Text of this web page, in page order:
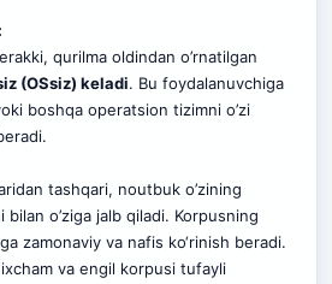
qurilma oldindan o’rnatilgan
(OSsiz) keladi. Bu foydalanuvchiga
boshqa operatsion tizimni o’zi
tashqari, noutbuk o’zining
bilan o’ziga jalb qiladi. Korpusning
zamonaviy va nafis ko‘rinish beradi.
va engil korpusi tufayli